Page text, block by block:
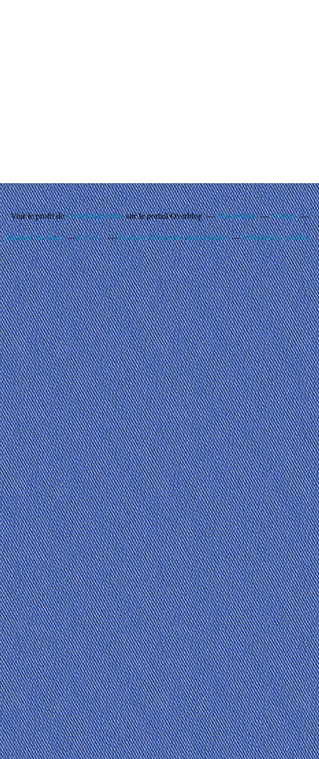
Voir le profil deComité des Fêtessur le portail Overblog Top articles
Contact
Signaler un abus
C.G.U. Cookies et données personnelles Préférences cookies